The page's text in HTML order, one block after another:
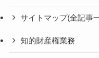
サイトマップ(全記事
知的財産権業務